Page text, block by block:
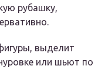
рубашку,
выделит
или шьют по